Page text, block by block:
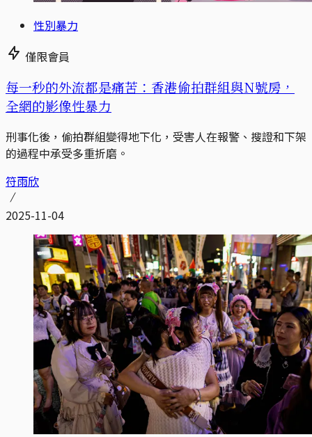
性別暴力
僅限會員
每一秒的外流都是痛苦：香港偷拍群組與N號房，
全網的影像性暴力
刑事化後，偷拍群組變得地下化，受害人在報警、搜證和下架
的過程中承受多重折磨。
符雨欣
2025-11-04